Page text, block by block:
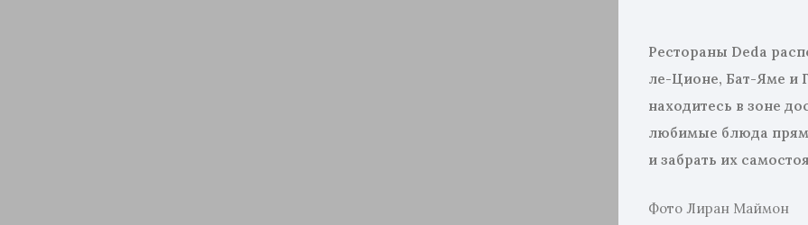
Рестораны Deda
ле-Ционе, Бат-Яме и
находитесь в зоне
любимые блюда
и забрать их
Фото Лиран Маймон